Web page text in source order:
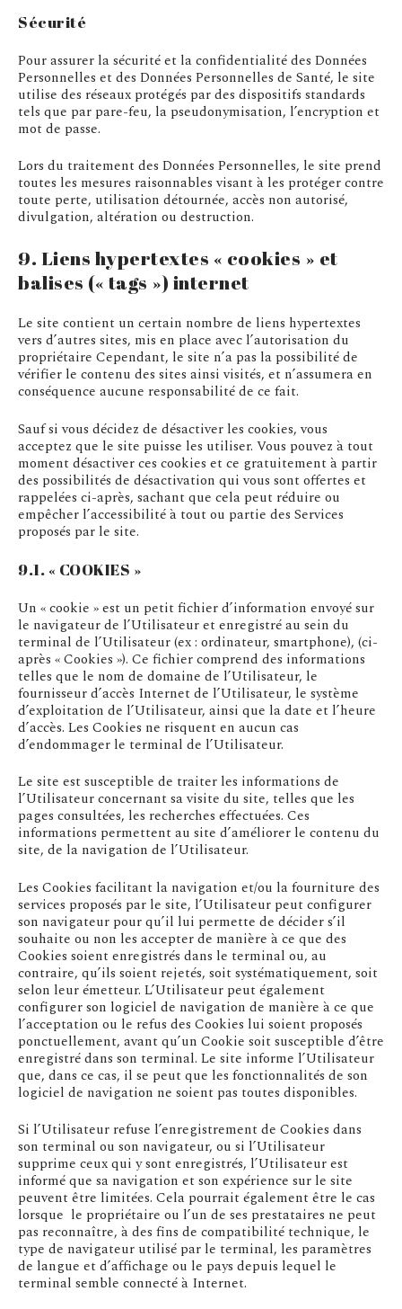
Sécurité
Pour assurer la sécurité et la confidentialité des Données
Personnelles et des Données Personnelles de Santé, le site
utilise des réseaux protégés par des dispositifs standards
tels que par pare-feu, la pseudonymisation, l’encryption et
mot de passe.
Lors du traitement des Données Personnelles, le site prend
toutes les mesures raisonnables visant à les protéger contre
toute perte, utilisation détournée, accès non autorisé,
divulgation, altération ou destruction.
9. Liens hypertextes « cookies » et
balises (« tags ») internet
Le site contient un certain nombre de liens hypertextes
vers d’autres sites, mis en place avec l’autorisation du
propriétaire Cependant, le site n’a pas la possibilité de
vérifier le contenu des sites ainsi visités, et n’assumera en
conséquence aucune responsabilité de ce fait.
Sauf si vous décidez de désactiver les cookies, vous
acceptez que le site puisse les utiliser. Vous pouvez à tout
moment désactiver ces cookies et ce gratuitement à partir
des possibilités de désactivation qui vous sont offertes et
rappelées ci-après, sachant que cela peut réduire ou
empêcher l’accessibilité à tout ou partie des Services
proposés par le site.
9.1. « COOKIES »
Un « cookie » est un petit fichier d’information envoyé sur
le navigateur de l’Utilisateur et enregistré au sein du
terminal de l’Utilisateur (ex : ordinateur, smartphone), (ci-
après « Cookies »). Ce fichier comprend des informations
telles que le nom de domaine de l’Utilisateur, le
fournisseur d’accès Internet de l’Utilisateur, le système
d’exploitation de l’Utilisateur, ainsi que la date et l’heure
d’accès. Les Cookies ne risquent en aucun cas
d’endommager le terminal de l’Utilisateur.
Le site est susceptible de traiter les informations de
l’Utilisateur concernant sa visite du site, telles que les
pages consultées, les recherches effectuées. Ces
informations permettent au site d’améliorer le contenu du
site, de la navigation de l’Utilisateur.
Les Cookies facilitant la navigation et/ou la fourniture des
services proposés par le site, l’Utilisateur peut configurer
son navigateur pour qu’il lui permette de décider s’il
souhaite ou non les accepter de manière à ce que des
Cookies soient enregistrés dans le terminal ou, au
contraire, qu’ils soient rejetés, soit systématiquement, soit
selon leur émetteur. L’Utilisateur peut également
configurer son logiciel de navigation de manière à ce que
l’acceptation ou le refus des Cookies lui soient proposés
ponctuellement, avant qu’un Cookie soit susceptible d’être
enregistré dans son terminal. Le site informe l’Utilisateur
que, dans ce cas, il se peut que les fonctionnalités de son
logiciel de navigation ne soient pas toutes disponibles.
Si l’Utilisateur refuse l’enregistrement de Cookies dans
son terminal ou son navigateur, ou si l’Utilisateur
supprime ceux qui y sont enregistrés, l’Utilisateur est
informé que sa navigation et son expérience sur le site
peuvent être limitées. Cela pourrait également être le cas
lorsque le propriétaire ou l’un de ses prestataires ne peut
pas reconnaître, à des fins de compatibilité technique, le
type de navigateur utilisé par le terminal, les paramètres
de langue et d’affichage ou le pays depuis lequel le
terminal semble connecté à Internet.